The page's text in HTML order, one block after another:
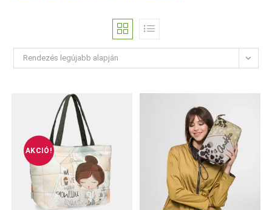
Rendezés legújabb alapján
AKCIÓ!